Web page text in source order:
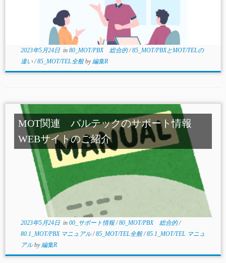
2023年5月24日in 80_MOT/PBX 総合的/85_MOT/PBXとMOT/TELの
違い/85_MOT/TEL全般by編集R
MOT関連 バルテックのサポート情報
WEBサイトのご紹介
2023年5月24日in 00_サポート情報/80_MOT/PBX 総合的/
80.1_MOT/PBX マニュアル/85_MOT/TEL全般/85.1_MOT/TEL マニュ
アルby編集R